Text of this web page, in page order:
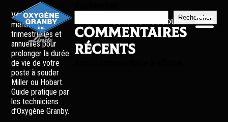
Solution soudure
Vérifications
mensuelles,
trimestrielles et
annuelles pour
prolonger la durée
de vie de votre
poste à souder
Miller ou Hobart.
Guide pratique par
les techniciens
d’Oxygène Granby.
Rechercher
Commentaires
récents